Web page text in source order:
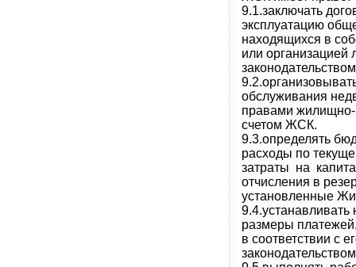
9.1.заключать
эксплуатацию
находящихся в
или организацией
обслуживания
правами жилищно-
счетом ЖСК.
9.3.определять
расходы по
затраты на
отчисления в
установленные
размеры
в соответствии с